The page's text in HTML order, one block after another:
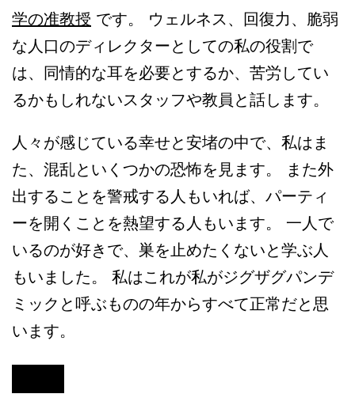
学の准教授 です。 ウェルネス、回復力、脆弱
な人口のディレクターとしての私の役割で
は、同情的な耳を必要とするか、苦労してい
るかもしれないスタッフや教員と話します。
人々が感じている幸せと安堵の中で、私はま
た、混乱といくつかの恐怖を見ます。 また外
出することを警戒する人もいれば、パーティ
ーを開くことを熱望する人もいます。 一人で
いるのが好きで、巣を止めたくないと学ぶ人
もいました。 私はこれが私がジグザグパンデ
ミックと呼ぶものの年からすべて正常だと思
います。